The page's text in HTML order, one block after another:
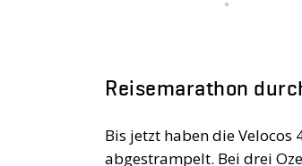
Reisemarathon
Bis jetzt haben die
abgestrampelt. Bei drei